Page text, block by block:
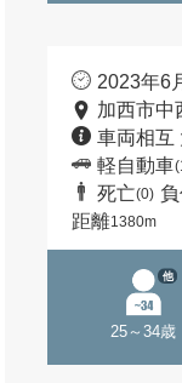
2023年6
加西市中
車両相互
軽自動車
死亡(0)
距離1380m
25～34歳
他